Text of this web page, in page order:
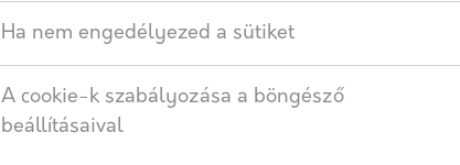
Szellőző szalag
Ha nem engedélyezed a sütiket
A cookie-k szabályozása a böngésző
beállításaival